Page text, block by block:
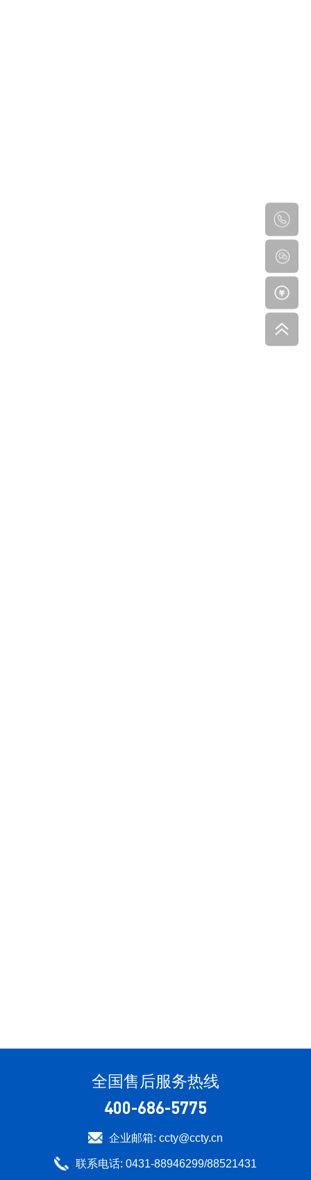
全国售后服务热线
400-686-5775
企业邮箱: ccty@ccty.cn
联系电话: 0431-88946299/88521431